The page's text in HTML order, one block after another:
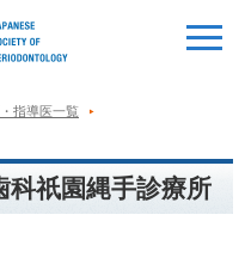
指導医一覧
科祇園縄手診療所